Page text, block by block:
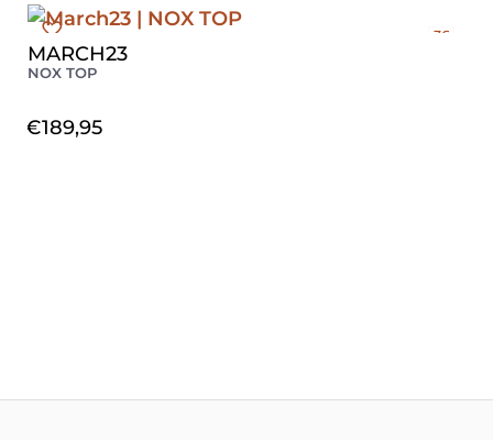
MARCH23
NOX TOP
€189,95
36